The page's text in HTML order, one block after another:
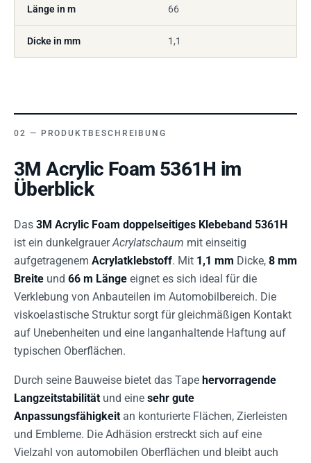
Länge in m 66
Dicke in mm 1,1
PRODUKTBESCHREIBUNG
3M Acrylic Foam 5361H im
Überblick
Das 3M Acrylic Foam doppelseitiges Klebeband 5361H
ist ein dunkelgrauerAcrylatschaum mit einseitig
aufgetragenem Acrylatklebstoff. Mit 1,1 mm Dicke, 8 mm
Breite und 66 m Länge eignet es sich ideal für die
Verklebung von Anbauteilen im Automobilbereich. Die
viskoelastische Struktur sorgt für gleichmäßigen Kontakt
auf Unebenheiten und eine langanhaltende Haftung auf
typischen Oberflächen.
Durch seine Bauweise bietet das Tape hervorragende
Langzeitstabilität und eine sehr gute
Anpassungsfähigkeit an konturierte Flächen, Zierleisten
und Embleme. Die Adhäsion erstreckt sich auf eine
Vielzahl von automobilen Oberflächen und bleibt auch